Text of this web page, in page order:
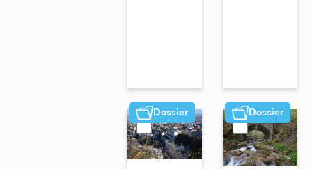
Rhône-
Alpes
(DOSSIER
EN
COURS)
Dossier Dossier